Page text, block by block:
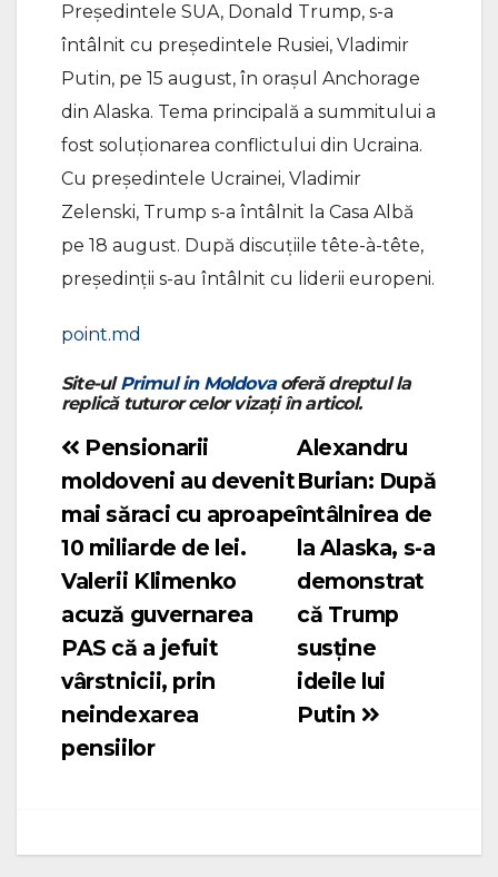
Președintele SUA, Donald Trump, s-a
întâlnit cu președintele Rusiei, Vladimir
Putin, pe 15 august, în orașul Anchorage
din Alaska. Tema principală a summitului a
fost soluționarea conflictului din Ucraina.
Cu președintele Ucrainei, Vladimir
Zelenski, Trump s-a întâlnit la Casa Albă
pe 18 august. După discuțiile tête-à-tête,
președinții s-au întâlnit cu liderii europeni.
point.md
Site-ulPrimul in Moldovaoferă dreptul la
replică tuturor celor vizați în articol.
Navigare
în
articole
Alexandru
Burian: După
întâlnirea de
la Alaska, s-a
demonstrat
că Trump
susține
ideile lui
Putin
Pensionarii
moldoveni au devenit
mai săraci cu aproape
10 miliarde de lei.
Valerii Klimenko
acuză guvernarea
PAS că a jefuit
vârstnicii, prin
neindexarea
pensiilor